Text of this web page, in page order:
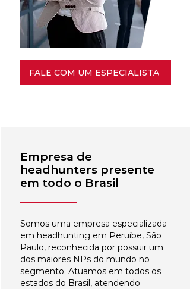
FALE COM UM ESPECIALISTA
Empresa de
headhunters presente
em todo o Brasil
Somos uma empresa especializada
em headhunting em Peruíbe, São
Paulo, reconhecida por possuir um
dos maiores NPs do mundo no
segmento. Atuamos em todos os
estados do Brasil, atendendo